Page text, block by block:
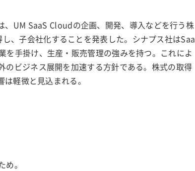
UM SaaS Cloudの企画、開発、導入などを行う株
、子会社化することを発表した。シナプス社はSaa
を手掛け、生産・販売管理の強みを持つ。これによ
ビジネス展開を加速する方針である。株式の取得
軽微と見込まれる。
。